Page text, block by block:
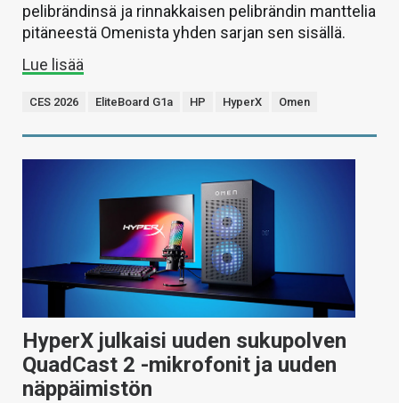
pelibrändinsä ja rinnakkaisen pelibrändin manttelia
pitäneestä Omenista yhden sarjan sen sisällä.
Lue lisää
CES 2026 EliteBoard G1a HP HyperX Omen
HyperX julkaisi uuden sukupolven
QuadCast 2 -mikrofonit ja uuden
näppäimistön